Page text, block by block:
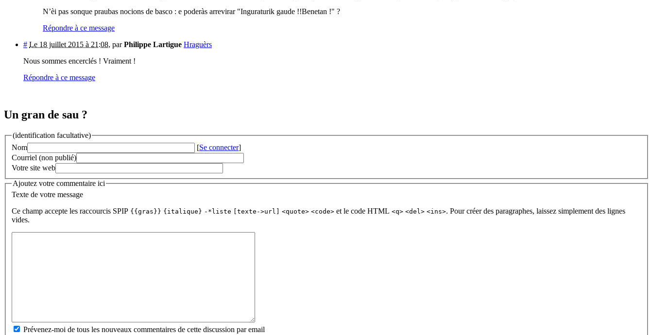
N’èi pas sonque praubas nocions de basco : e poderàs arrevirar "Inguraturik gaude !!Benetan !" ?
Répondre à ce message
# Le 18 juillet 2015 à 21:08, parPhilippe Lartigue Hraguèrs
Nous sommes encerclés ! Vraiment !
Répondre à ce message
Un gran de sau ?
(identification facultative)
Nom
[Se connecter]
Courriel (non publié)
Votre site web
Ajoutez votre commentaire ici
Texte de votre message
Ce champ accepte les raccourcis SPIP {{gras}} {italique} -*liste [texte->url] <quote> <code> et le code HTML <q> <del> <ins>. Pour créer des paragraphes, laissez simplement des lignes
vides.
Prévenez-moi de tous les nouveaux commentaires de cette discussion par email